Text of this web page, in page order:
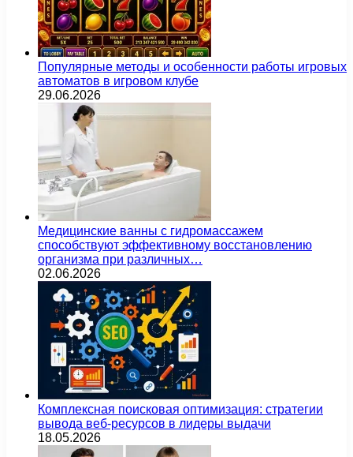
Популярные методы и особенности работы игровых
автоматов в игровом клубе
29.06.2026
Медицинские ванны с гидромассажем
способствуют эффективному восстановлению
организма при различных…
02.06.2026
Комплексная поисковая оптимизация: стратегии
вывода веб-ресурсов в лидеры выдачи
18.05.2026